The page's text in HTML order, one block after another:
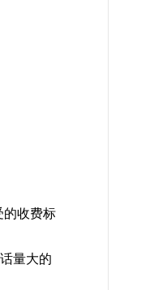
的收费标
量大的